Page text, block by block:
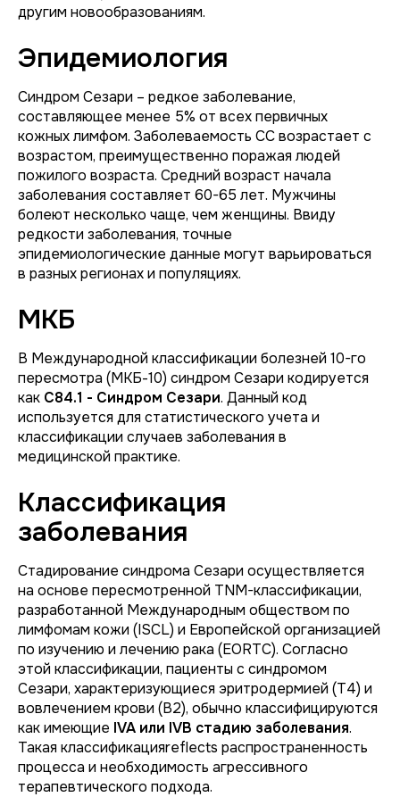
другим новообразованиям.
Эпидемиология
Синдром Сезари – редкое заболевание,
составляющее менее 5% от всех первичных
кожных лимфом. Заболеваемость СС возрастает с
возрастом, преимущественно поражая людей
пожилого возраста. Средний возраст начала
заболевания составляет 60-65 лет. Мужчины
болеют несколько чаще, чем женщины. Ввиду
редкости заболевания, точные
эпидемиологические данные могут варьироваться
в разных регионах и популяциях.
МКБ
В Международной классификации болезней 10-го
пересмотра (МКБ-10) синдром Сезари кодируется
как C84.1 - Синдром Сезари. Данный код
используется для статистического учета и
классификации случаев заболевания в
медицинской практике.
Классификация
заболевания
Стадирование синдрома Сезари осуществляется
на основе пересмотренной TNM-классификации,
разработанной Международным обществом по
лимфомам кожи (ISCL) и Европейской организацией
по изучению и лечению рака (EORTC). Согласно
этой классификации, пациенты с синдромом
Сезари, характеризующиеся эритродермией (T4) и
вовлечением крови (B2), обычно классифицируются
как имеющие IVA или IVB стадию заболевания.
Такая классификацияreflects распространенность
процесса и необходимость агрессивного
терапевтического подхода.